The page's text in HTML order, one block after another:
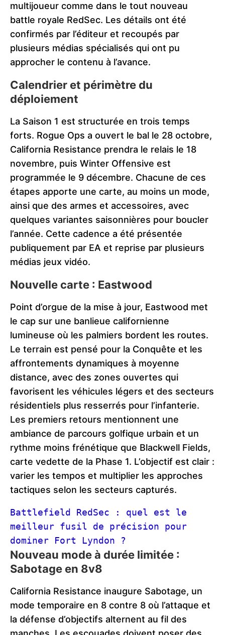
multijoueur comme dans le tout nouveau
battle royale RedSec. Les détails ont été
confirmés par l’éditeur et recoupés par
plusieurs médias spécialisés qui ont pu
approcher le contenu à l’avance.
Calendrier et périmètre du
déploiement
La Saison 1 est structurée en trois temps
forts. Rogue Ops a ouvert le bal le 28 octobre,
California Resistance prendra le relais le 18
novembre, puis Winter Offensive est
programmée le 9 décembre. Chacune de ces
étapes apporte une carte, au moins un mode,
ainsi que des armes et accessoires, avec
quelques variantes saisonnières pour boucler
l’année. Cette cadence a été présentée
publiquement par EA et reprise par plusieurs
médias jeux vidéo.
Nouvelle carte : Eastwood
Point d’orgue de la mise à jour, Eastwood met
le cap sur une banlieue californienne
lumineuse où les palmiers bordent les routes.
Le terrain est pensé pour la Conquête et les
affrontements dynamiques à moyenne
distance, avec des zones ouvertes qui
favorisent les véhicules légers et des secteurs
résidentiels plus resserrés pour l’infanterie.
Les premiers retours mentionnent une
ambiance de parcours golfique urbain et un
rythme moins frénétique que Blackwell Fields,
carte vedette de la Phase 1. L’objectif est clair :
varier les tempos et multiplier les approches
tactiques selon les secteurs capturés.
Battlefield RedSec : quel est le
meilleur fusil de précision pour
dominer Fort Lyndon ?
Nouveau mode à durée limitée :
Sabotage en 8v8
California Resistance inaugure Sabotage, un
mode temporaire en 8 contre 8 où l’attaque et
la défense d’objectifs alternent au fil des